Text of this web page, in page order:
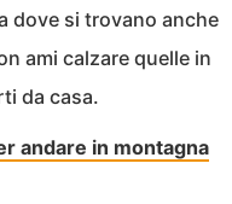
dove si trovano anche
ami calzare quelle in
da casa.
andare in montagna